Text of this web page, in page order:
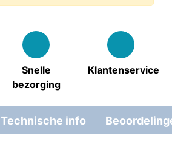
Snelle
bezorging
Klantenservice
Technische info